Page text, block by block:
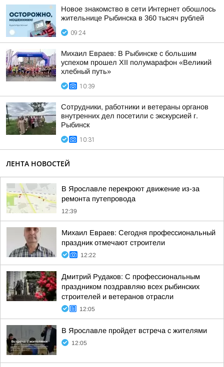
Новое знакомство в сети Интернет обошлось
жительнице Рыбинска в 360 тысяч рублей
09:24
Михаил Евраев: В Рыбинске с большим
успехом прошел XII полумарафон «Великий
хлебный путь»
10:39
Сотрудники, работники и ветераны органов
внутренних дел посетили с экскурсией г.
Рыбинск
10:31
ЛЕНТА НОВОСТЕЙ
В Ярославле перекроют движение из-за
ремонта путепровода
12:39
Михаил Евраев: Сегодня профессиональный
праздник отмечают строители
12:22
Дмитрий Рудаков: С профессиональным
праздником поздравляю всех рыбинских
строителей и ветеранов отрасли
12:05
В Ярославле пройдет встреча с жителями
12:05